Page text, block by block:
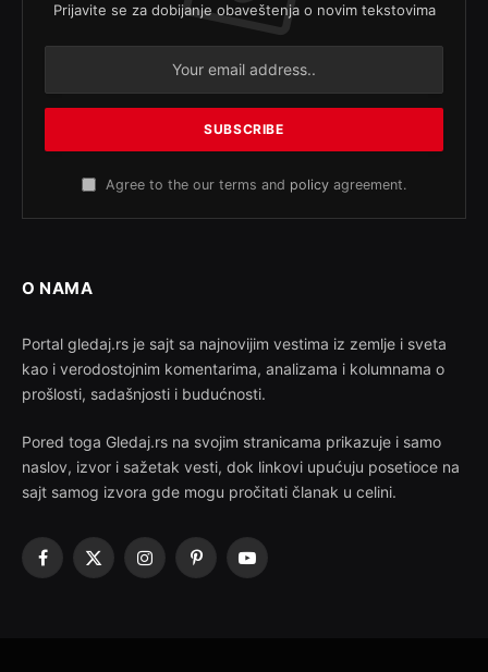
Prijavite se za dobijanje obaveštenja o novim tekstovima
Agree to the our terms and policy agreement.
O NAMA
Portal gledaj.rs je sajt sa najnovijim vestima iz zemlje i sveta
kao i verodostojnim komentarima, analizama i kolumnama o
prošlosti, sadašnjosti i budućnosti.
Pored toga Gledaj.rs na svojim stranicama prikazuje i samo
naslov, izvor i sažetak vesti, dok linkovi upućuju posetioce na
sajt samog izvora gde mogu pročitati članak u celini.
Facebook
X
InstagramPinterestYouTube